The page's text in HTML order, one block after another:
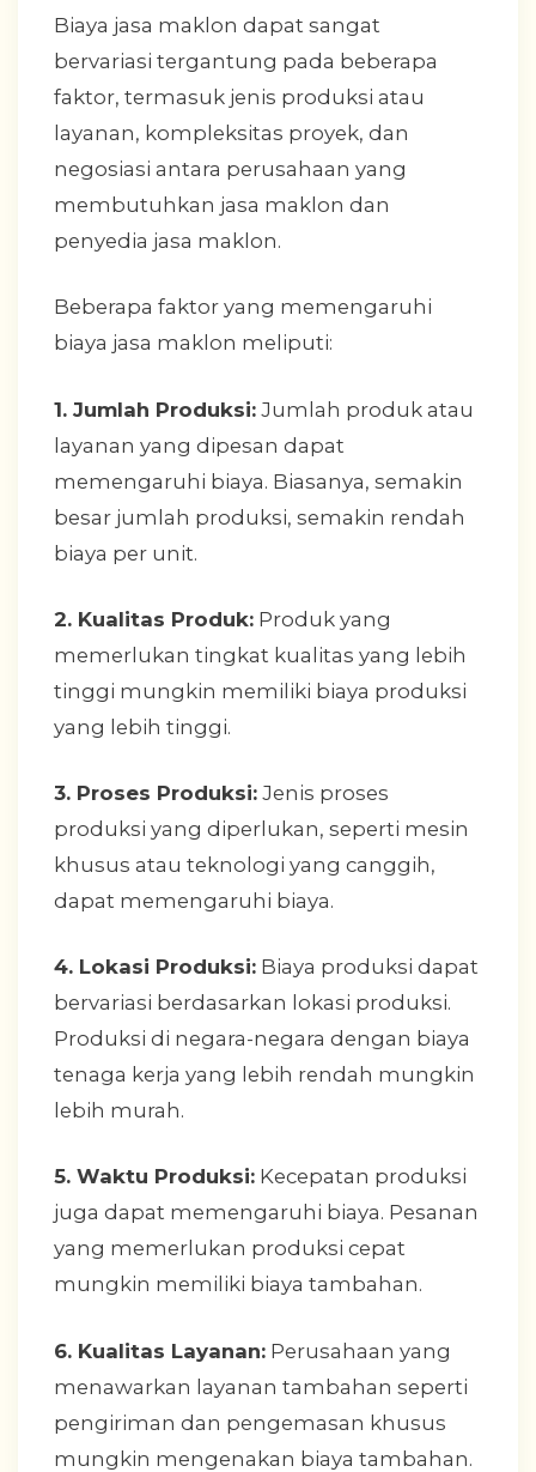
Biaya jasa maklon dapat sangat
bervariasi tergantung pada beberapa
faktor, termasuk jenis produksi atau
layanan, kompleksitas proyek, dan
negosiasi antara perusahaan yang
membutuhkan jasa maklon dan
penyedia jasa maklon.
Beberapa faktor yang memengaruhi
biaya jasa maklon meliputi:
1. Jumlah Produksi: Jumlah produk atau
layanan yang dipesan dapat
memengaruhi biaya. Biasanya, semakin
besar jumlah produksi, semakin rendah
biaya per unit.
2. Kualitas Produk: Produk yang
memerlukan tingkat kualitas yang lebih
tinggi mungkin memiliki biaya produksi
yang lebih tinggi.
3. Proses Produksi: Jenis proses
produksi yang diperlukan, seperti mesin
khusus atau teknologi yang canggih,
dapat memengaruhi biaya.
4. Lokasi Produksi: Biaya produksi dapat
bervariasi berdasarkan lokasi produksi.
Produksi di negara-negara dengan biaya
tenaga kerja yang lebih rendah mungkin
lebih murah.
5. Waktu Produksi: Kecepatan produksi
juga dapat memengaruhi biaya. Pesanan
yang memerlukan produksi cepat
mungkin memiliki biaya tambahan.
6. Kualitas Layanan: Perusahaan yang
menawarkan layanan tambahan seperti
pengiriman dan pengemasan khusus
mungkin mengenakan biaya tambahan.